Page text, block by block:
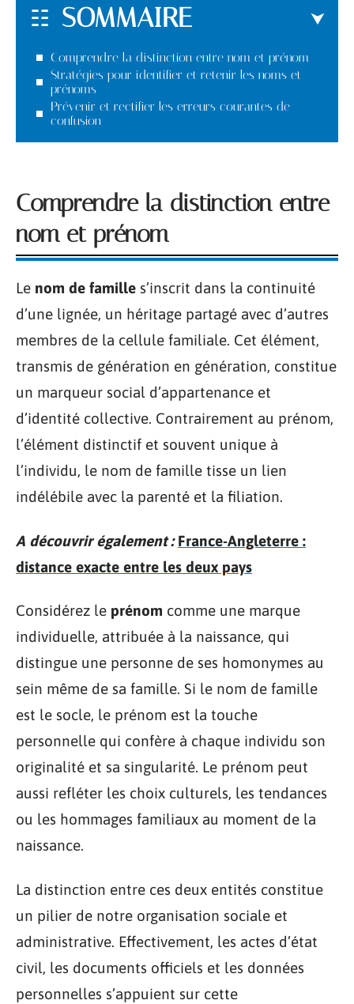
SOMMAIRE
Comprendre la distinction entre nom et prénom
Stratégies pour identifier et retenir les noms et
prénoms
Prévenir et rectifier les erreurs courantes de
confusion
Comprendre la distinction entre
nom et prénom
Le nom de famille s’inscrit dans la continuité
d’une lignée, un héritage partagé avec d’autres
membres de la cellule familiale. Cet élément,
transmis de génération en génération, constitue
un marqueur social d’appartenance et
d’identité collective. Contrairement au prénom,
l’élément distinctif et souvent unique à
l’individu, le nom de famille tisse un lien
indélébile avec la parenté et la filiation.
A découvrir également : France-Angleterre :
distance exacte entre les deux pays
Considérez le prénom comme une marque
individuelle, attribuée à la naissance, qui
distingue une personne de ses homonymes au
sein même de sa famille. Si le nom de famille
est le socle, le prénom est la touche
personnelle qui confère à chaque individu son
originalité et sa singularité. Le prénom peut
aussi refléter les choix culturels, les tendances
ou les hommages familiaux au moment de la
naissance.
La distinction entre ces deux entités constitue
un pilier de notre organisation sociale et
administrative. Effectivement, les actes d’état
civil, les documents officiels et les données
personnelles s’appuient sur cette